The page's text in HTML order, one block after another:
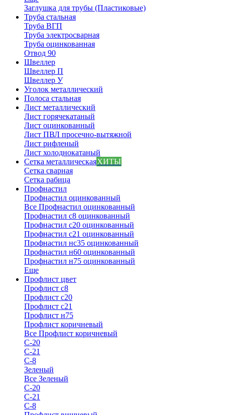
Заглушка для трубы (Пластиковые)
Труба стальная
Труба ВГП
Труба электросварная
Труба оцинкованная
Отвод 90
Швеллер
Швеллер П
Швеллер У
Уголок металлический
Полоса стальная
Лист металлический
Лист горячекатаный
Лист оцинкованный
Лист ПВЛ просечно-вытяжной
Лист рифленый
Лист холоднокатаный
Сетка металлическаяХИТЫ
Сетка сварная
Сетка рабица
Профнастил
Профнастил оцинкованный
Все Профнастил оцинкованный
Профнастил с8 оцинкованный
Профнастил с20 оцинкованный
Профнастил с21 оцинкованный
Профнастил нс35 оцинкованный
Профнастил н60 оцинкованный
Профнастил н75 оцинкованный
Еще
Профлист цвет
Профлист с8
Профлист с20
Профлист с21
Профлист н75
Профлист коричневый
Все Профлист коричневый
С-20
С-21
С-8
Зеленый
Все Зеленый
С-20
С-21
С-8